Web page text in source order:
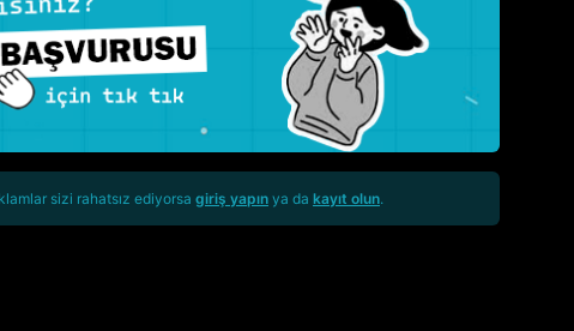
sizi rahatsız ediyorsa giriş yapın ya da kayıt olun.